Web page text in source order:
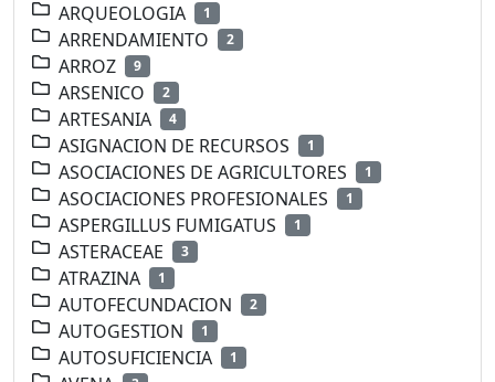
ARQUEOLOGIA 1
ARRENDAMIENTO 2
ARROZ 9
ARSENICO 2
ARTESANIA 4
ASIGNACION DE RECURSOS 1
ASOCIACIONES DE AGRICULTORES 1
ASOCIACIONES PROFESIONALES 1
ASPERGILLUS FUMIGATUS 1
ASTERACEAE 3
ATRAZINA 1
AUTOFECUNDACION 2
AUTOGESTION 1
AUTOSUFICIENCIA 1